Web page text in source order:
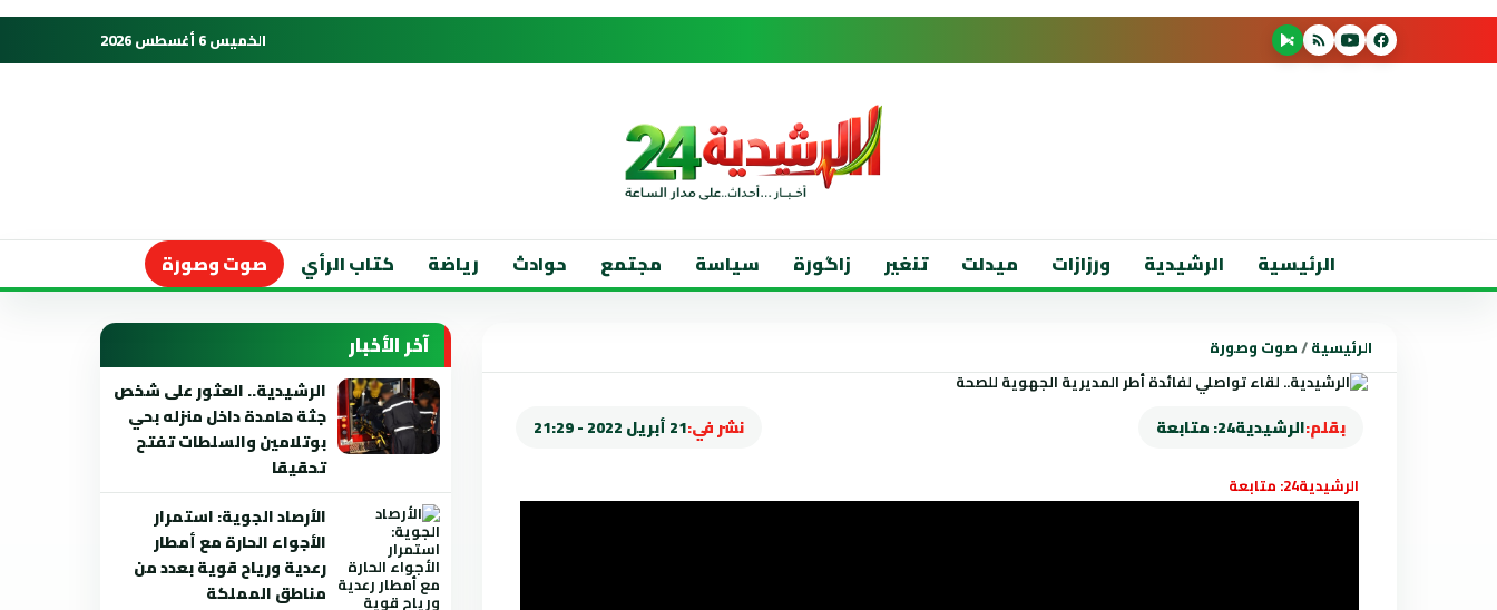
الخميس 6 أغسطس 2026
الرئيسية الرشيدية ورزازات ميدلت تنغير زاگورة سياسة مجتمع حوادث رياضة كتاب الرأي صوت وصورة
الرئيسية/صوت وصورة
بقلم:الرشيدية24: متابعة نشر في:21 أبريل 2022 - 21:29
الرشيدية24: متابعة
آخر الأخبار
الرشيدية.. العثور على شخص
جثة هامدة داخل منزله بحي
بوتلامين والسلطات تفتح
تحقيقا
الأرصاد الجوية: استمرار
الأجواء الحارة مع أمطار
رعدية ورياح قوية بعدد من
مناطق المملكة